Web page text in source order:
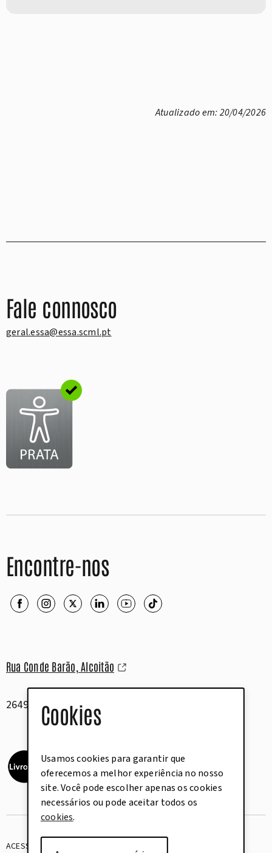
Cookies
Usamos cookies para garantir que
oferecemos a melhor experiência no nosso
site. Você pode escolher apenas os cookies
necessários ou pode aceitar todos os
cookies.
Atualizado em: 20/04/2026
Fale connosco
geral.essa@essa.scml.pt
Encontre-nos
Rua Conde Barão, Alcoitão
2649-506 Alcabideche
ACESSIBILIDADE